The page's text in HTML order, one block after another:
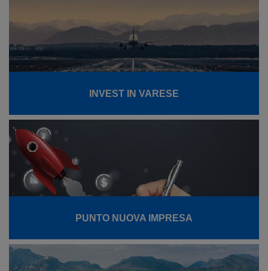
INVEST IN VARESE
PUNTO NUOVA IMPRESA